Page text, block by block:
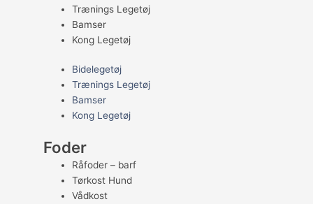
Trænings Legetøj
Bamser
Kong Legetøj
Bidelegetøj
Trænings Legetøj
Bamser
Kong Legetøj
Foder
Råfoder – barf
Tørkost Hund
Vådkost